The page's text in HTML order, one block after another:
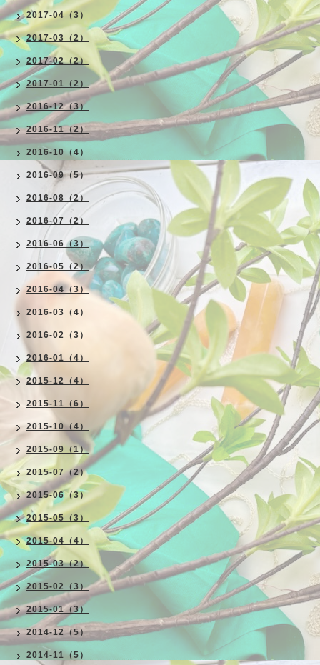
2017-04（3）
2017-03（2）
2017-02（2）
2017-01（2）
2016-12（3）
2016-11（2）
2016-10（4）
2016-09（5）
2016-08（2）
2016-07（2）
2016-06（3）
2016-05（2）
2016-04（3）
2016-03（4）
2016-02（3）
2016-01（4）
2015-12（4）
2015-11（6）
2015-10（4）
2015-09（1）
2015-07（2）
2015-06（3）
2015-05（3）
2015-04（4）
2015-03（2）
2015-02（3）
2015-01（3）
2014-12（5）
2014-11（5）